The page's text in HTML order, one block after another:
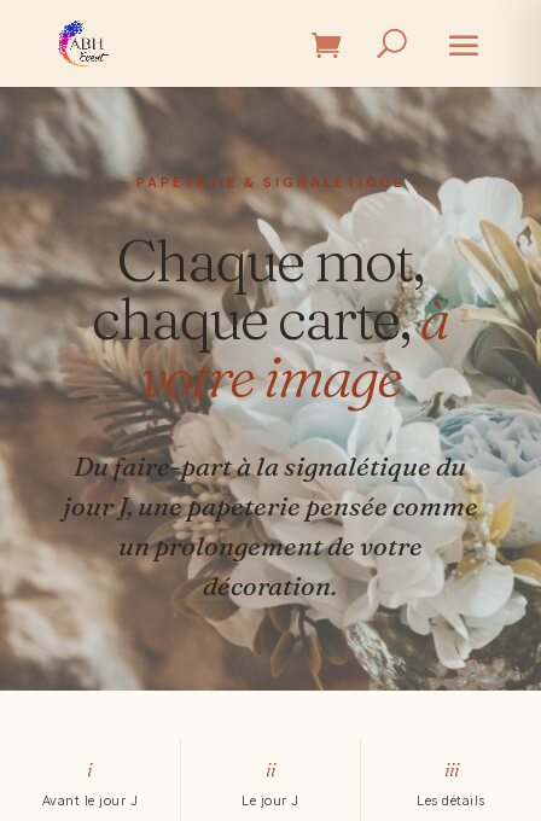
— PAPETERIE & SIGNALÉTIQUE —
Chaque mot,
chaque carte,à
votre image
Du faire-part à la signalétique du
jour J, une papeterie pensée comme
un prolongement de votre
décoration.
i
Avant le jour J
ii
Le jour J
iii
Les détails